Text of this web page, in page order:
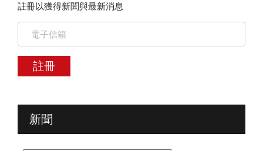
註冊以獲得新聞與最新消息
註冊
新聞